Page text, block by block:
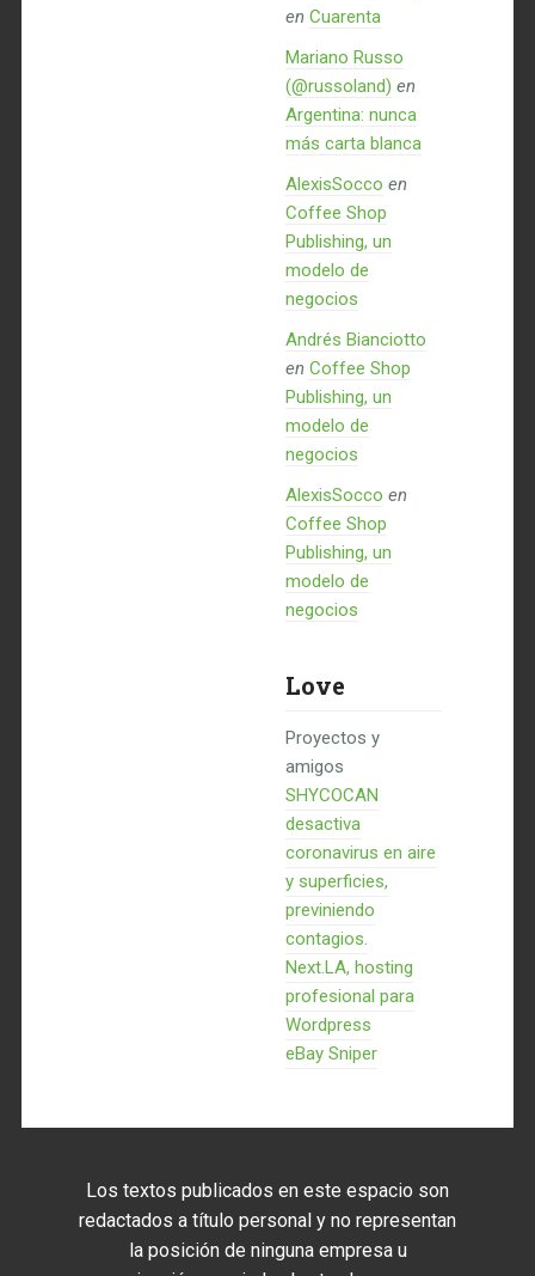
en Cuarenta
Mariano Russo
(@russoland) en
Argentina: nunca
más carta blanca
AlexisSocco en
Coffee Shop
Publishing, un
modelo de
negocios
Andrés Bianciotto
en Coffee Shop
Publishing, un
modelo de
negocios
AlexisSocco en
Coffee Shop
Publishing, un
modelo de
negocios
Love
Proyectos y
amigos
SHYCOCAN
desactiva
coronavirus en aire
y superficies,
previniendo
contagios.
Next.LA, hosting
profesional para
Wordpress
eBay Sniper
Los textos publicados en este espacio son
redactados a título personal y no representan
la posición de ninguna empresa u